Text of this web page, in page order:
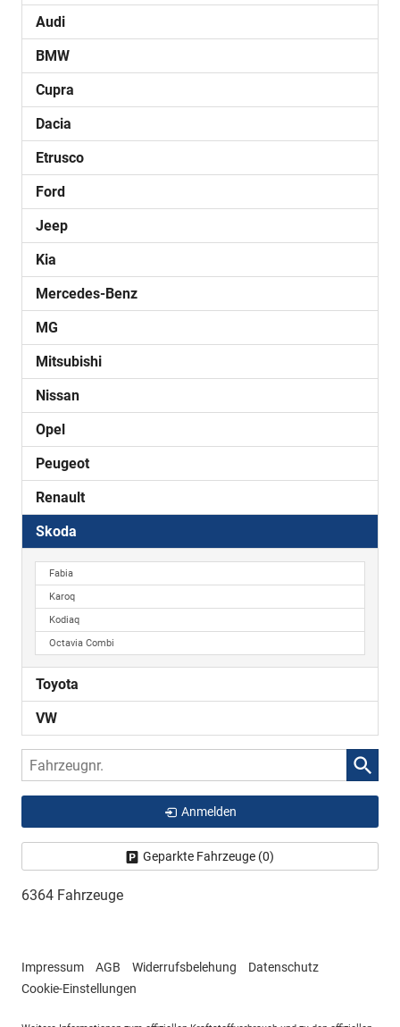
Audi
BMW
Cupra
Dacia
Etrusco
Ford
Jeep
Kia
Mercedes-Benz
MG
Mitsubishi
Nissan
Opel
Peugeot
Renault
Skoda
Fabia
Karoq
Kodiaq
Octavia Combi
Toyota
VW
Fahrzeugnr.
Anmelden
Geparkte Fahrzeuge (0)
6364 Fahrzeuge
Impressum AGB Widerrufsbelehung
Datenschutz
Cookie-Einstellungen